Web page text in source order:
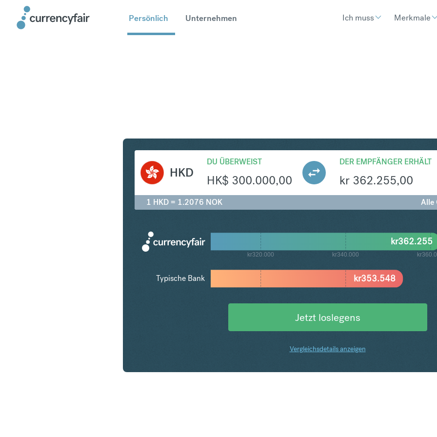
Persönlich Unternehmen Ich muss Merkmale
HKD
DU ÜBERWEIST
HK$ 300.000,00
DER EMPFÄNGER ERHÄLT
kr 362.255,00
1 HKD = 1.2076 NOK Alle
kr320.000 kr340.000
kr353.548
kr362.255
Typische Bank
Jetzt loslegens
Vergleichsdetails anzeigen